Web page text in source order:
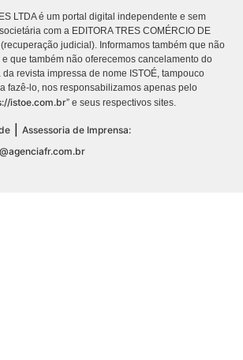
LTDA é um portal digital independente e sem
com a EDITORA TRES COMÉRCIO DE
(recuperação judicial). Informamos também que não
que também não oferecemos cancelamento do
revista impressa de nome ISTOÉ, tampouco
fazê-lo, nos responsabilizamos apenas pelo
istoe.com.br” e seus respectivos sites.
Assessoria de Imprensa: